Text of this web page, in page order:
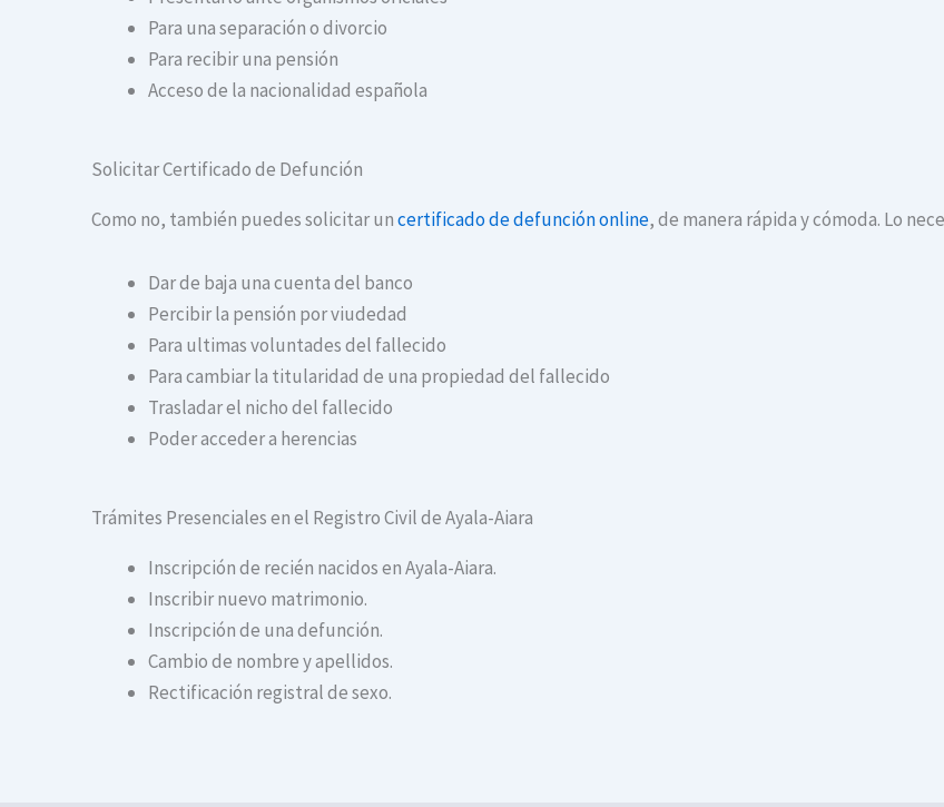
Para una separación o divorcio
Para recibir una pensión
Acceso de la nacionalidad española
Solicitar Certificado de Defunción
Como no, también puedes solicitar uncertificado de defunción online, de manera rápida y cómoda. Lo
Dar de baja una cuenta del banco
Percibir la pensión por viudedad
Para ultimas voluntades del fallecido
Para cambiar la titularidad de una propiedad del fallecido
Trasladar el nicho del fallecido
Poder acceder a herencias
Trámites Presenciales en el Registro Civil de Ayala-Aiara
Inscripción de recién nacidos en Ayala-Aiara.
Inscribir nuevo matrimonio.
Inscripción de una defunción.
Cambio de nombre y apellidos.
Rectificación registral de sexo.